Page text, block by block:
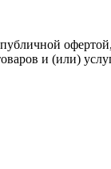
и (или)